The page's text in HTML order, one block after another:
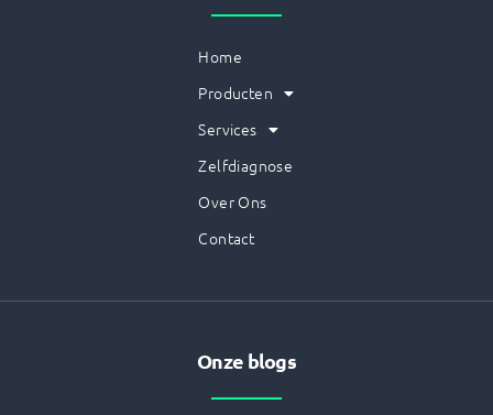
Home
Producten
Services
Zelfdiagnose
Over Ons
Contact
Onze blogs